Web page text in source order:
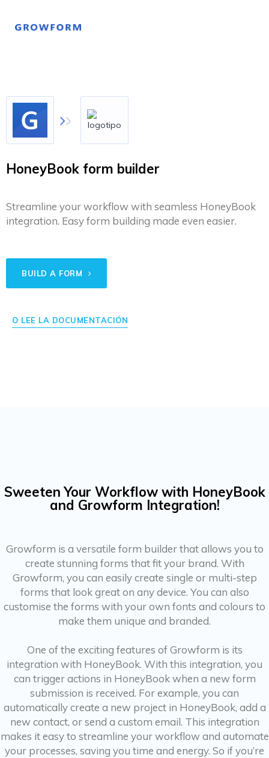
HoneyBook form builder
Streamline your workflow with seamless HoneyBook
integration. Easy form building made even easier.
BUILD A FORM
O LEE LA DOCUMENTACIÓN
Sweeten Your Workflow with HoneyBook
and Growform Integration!
Growform is a versatile form builder that allows you to
create stunning forms that fit your brand. With
Growform, you can easily create single or multi-step
forms that look great on any device. You can also
customise the forms with your own fonts and colours to
make them unique and branded.
One of the exciting features of Growform is its
integration with HoneyBook. With this integration, you
can trigger actions in HoneyBook when a new form
submission is received. For example, you can
automatically create a new project in HoneyBook, add a
new contact, or send a custom email. This integration
makes it easy to streamline your workflow and automate
your processes, saving you time and energy. So if you’re